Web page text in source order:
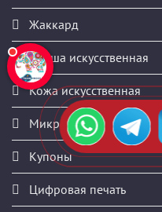
Жаккард
Замша искусственная
Кожа искусственная
Микровелюр
Купоны
Цифровая печать